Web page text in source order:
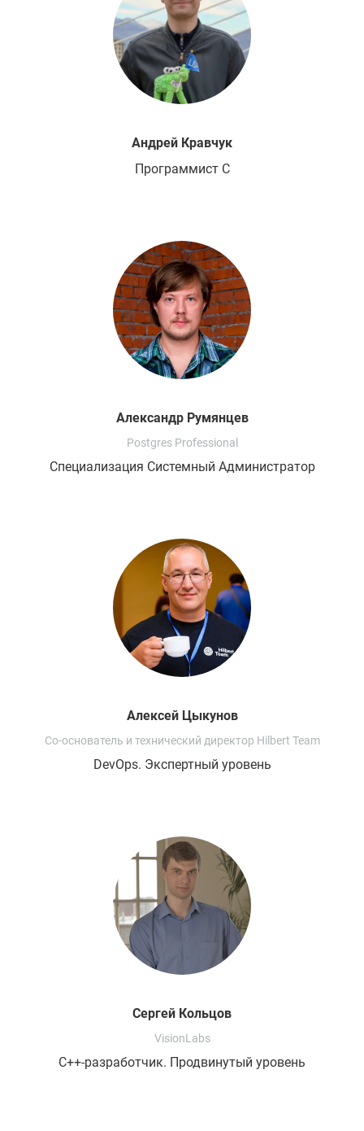
Андрей Кравчук
Программист С
Александр Румянцев
Postgres Professional
Специализация Системный Администратор
Алексей Цыкунов
Со-основатель и технический директор Hilbert Team
DevOps. Экспертный уровень
Сергей Кольцов
VisionLabs
C++-разработчик. Продвинутый уровень